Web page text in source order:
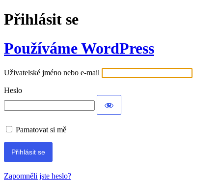
Přihlásit se
Používáme WordPress
Uživatelské jméno nebo e-mail
Heslo
Pamatovat si mě
Alternative:
Zapomněli jste heslo?